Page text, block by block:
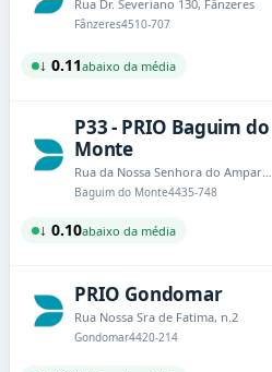
Rua Dr. Severiano 130, Fânzeres
Fânzeres4510-707
↓ 0.11abaixo da média
P33 - PRIO Baguim do
Monte
Rua da Nossa Senhora do Amparo 1053, Baguim do Monte
Baguim do Monte4435-748
↓ 0.10abaixo da média
PRIO Gondomar
Rua Nossa Sra de Fatima, n.2
Gondomar4420-214